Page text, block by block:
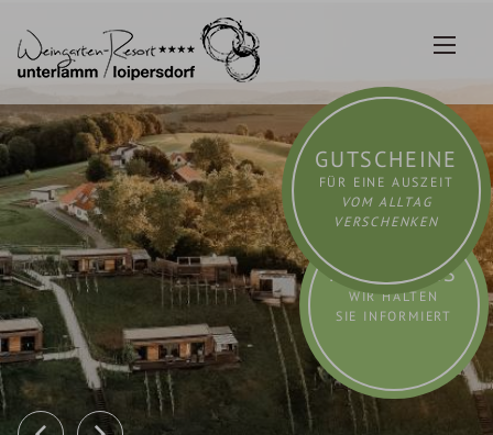
Inhalt
springen
GUTSCHEINE
FÜR EINE AUSZEIT
VOM ALLTAG
VERSCHENKEN
AKTUELLES
WIR HALTEN
SIE INFORMIERT